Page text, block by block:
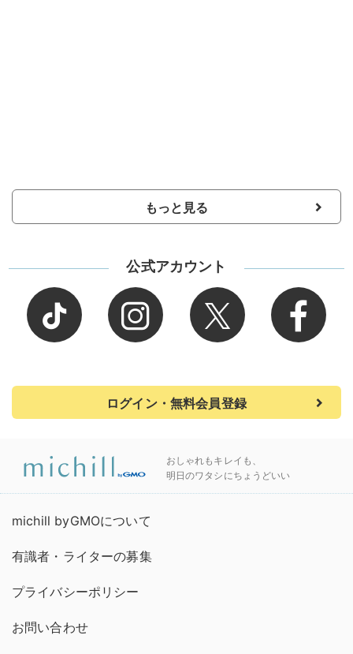
もっと見る
公式アカウント
ログイン・無料会員登録
おしゃれもキレイも、
明日のワタシにちょうどいい
michill byGMOについて
有識者・ライターの募集
プライバシーポリシー
お問い合わせ